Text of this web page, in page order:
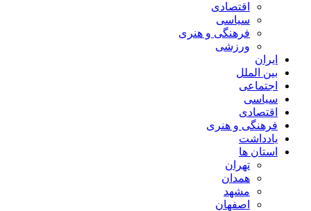
اقتصادی
سیاسی
فرهنگی و هنری
ورزشی
ایران
بین الملل
اجتماعی
سیاسی
اقتصادی
فرهنگی و هنری
یادداشت
استان ها
تهران
همدان
مشهد
اصفهان